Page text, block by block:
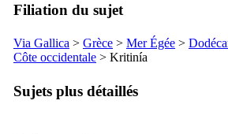
Filiation du sujet
Via Gallica > Grèce > Mer Égée >
Côte occidentale > Kritinía
Sujets plus détaillés